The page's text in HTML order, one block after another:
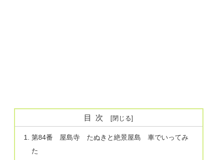
目次
第84番 屋島寺 たぬきと絶景屋島 車でいってみ
た